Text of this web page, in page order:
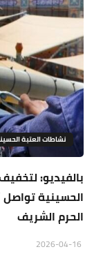
نشاطات العتبة
بالفيديو:
الحسينية
الحرم الشريف